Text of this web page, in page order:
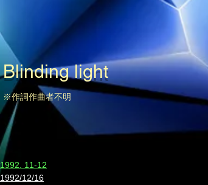
Blinding light
※作詞作曲者不明
​1992. 11-12
1992/12/16